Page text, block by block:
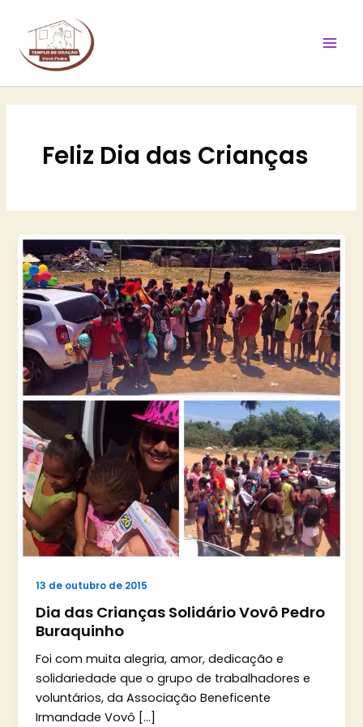
conteúdo
Feliz Dia das Crianças
13 de outubro de 2015
Dia das Crianças Solidário Vovô Pedro
Buraquinho
Foi com muita alegria, amor, dedicação e
solidariedade que o grupo de trabalhadores e
voluntários, da Associação Beneficente
Irmandade Vovô […]